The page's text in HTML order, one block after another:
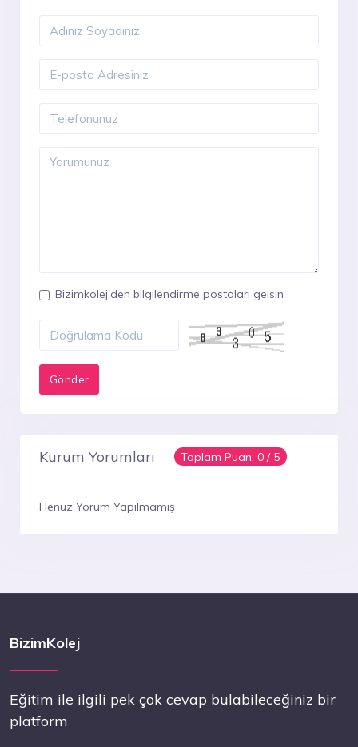
Bizimkolej'den bilgilendirme postaları gelsin
Kurum Yorumları Toplam Puan:0 / 5
Henüz Yorum Yapılmamış
BizimKolej
Eğitim ile ilgili pek çok cevap bulabileceğiniz bir
platform